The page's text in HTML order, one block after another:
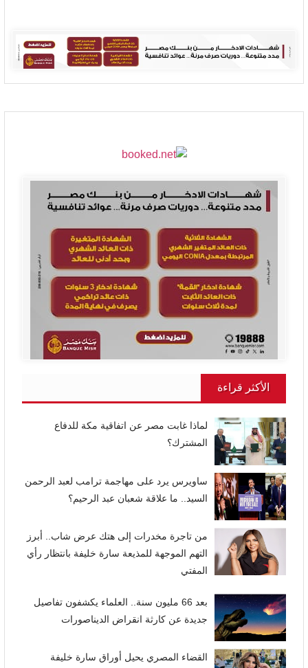
الأكثر قراءة
لماذا غابت مصر عن اتفاقية مكة للدفاع
المشترك؟
ساويرس يرد على مهاجمة ترامب لعبد الرحمن
السيد.. ما علاقة شعبان عبد الرحيم؟
من تاجرة مخدرات إلى هتك عرض شاب.. أبرز
التهم الموجهة للمذيعة سارة خليفة بانتظار رأي
المفتي
بعد 66 مليون سنة.. العلماء يكشفون تفاصيل
جديدة عن كارثة انقراض الديناصورات
القضاء المصري يحيل أوراق سارة خليفة